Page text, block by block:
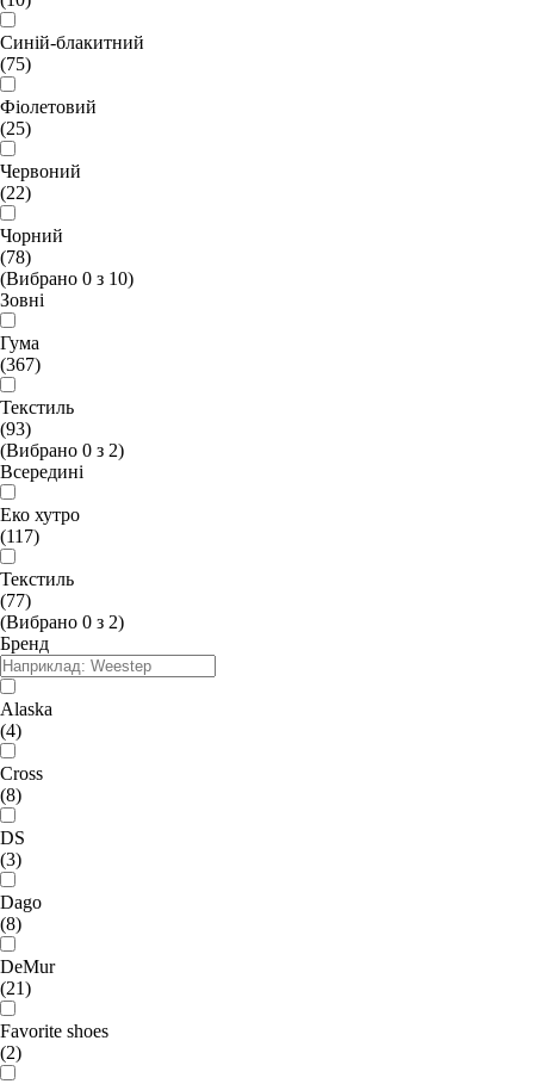
Синій-блакитний
(75)
Фіолетовий
(25)
Червоний
(22)
Чорний
(78)
(Вибрано 0 з 10)
Зовні
Гума
(367)
Текстиль
(93)
(Вибрано 0 з 2)
Всередині
Еко хутро
(117)
Текстиль
(77)
(Вибрано 0 з 2)
Бренд
Alaska
(4)
Cross
(8)
DS
(3)
Dago
(8)
DeMur
(21)
Favorite shoes
(2)